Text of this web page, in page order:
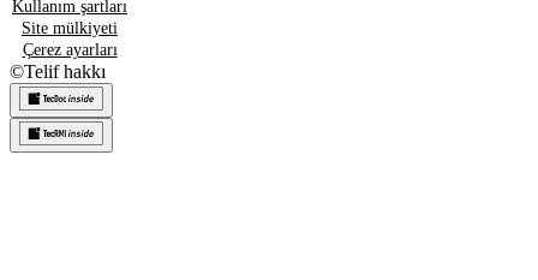
Kullanım şartları
Site mülkiyeti
Çerez ayarları
©Telif hakkı